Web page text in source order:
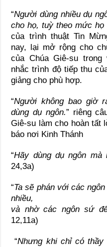
“Người dùng nhiều dụ
cho họ, tuỳ theo mức họ
của trình thuật Tin
nay, lại mở rộng cho
của Chúa Giê-su
nhắc trình độ tiếp thu
giảng cho phù hợp.
“Người không bao giờ
dùng dụ ngôn.” riêng
Giê-su làm cho hoàn tất
báo nơi Kinh Thánh
“Hãy dùng dụ ngôn mà
24,3a)
“Ta sẽ phán với các
nhiều,
và nhờ các ngôn sứ
12,11a)
“Nhưng khi chỉ có